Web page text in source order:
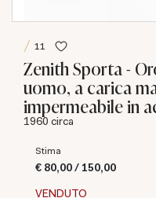
11
Zenith Sporta -
uomo, a carica
impermeabile in
1960 circa
Stima
€ 80,00 / 150,00
VENDUTO